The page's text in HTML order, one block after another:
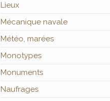
Lieux
Mécanique navale
Météo, marées
Monotypes
Monuments
Naufrages